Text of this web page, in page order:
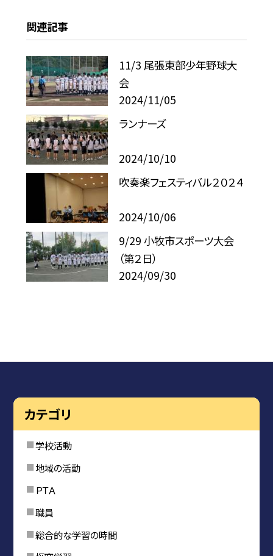
関連記事
11/3 尾張東部少年野球大
会
2024/11/05
ランナーズ
2024/10/10
吹奏楽フェスティバル２０２４
2024/10/06
9/29 小牧市スポーツ大会
（第２日）
2024/09/30
カテゴリ
学校活動
地域の活動
ＰＴＡ
職員
総合的な学習の時間